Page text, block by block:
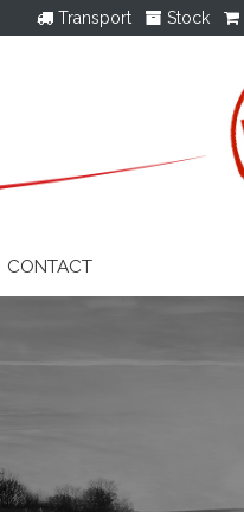
Transport Stock
CONTACT